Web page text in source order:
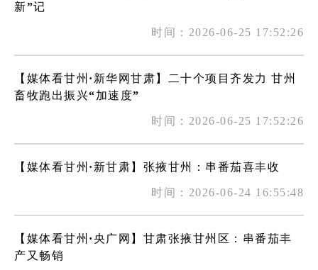
新”记
时间：2026-06-25 17:52:26
【媒体看甘州·新华网甘肃】二十个项目齐发力 甘州
畜牧跑出振兴“加速度”
时间：2026-06-25 17:52:26
【媒体看甘州·新甘肃】张掖甘州：串番茄喜丰收
时间：2026-06-24 16:55:48
【媒体看甘州·央广网】甘肃张掖甘州区：串番茄丰
产又畅销